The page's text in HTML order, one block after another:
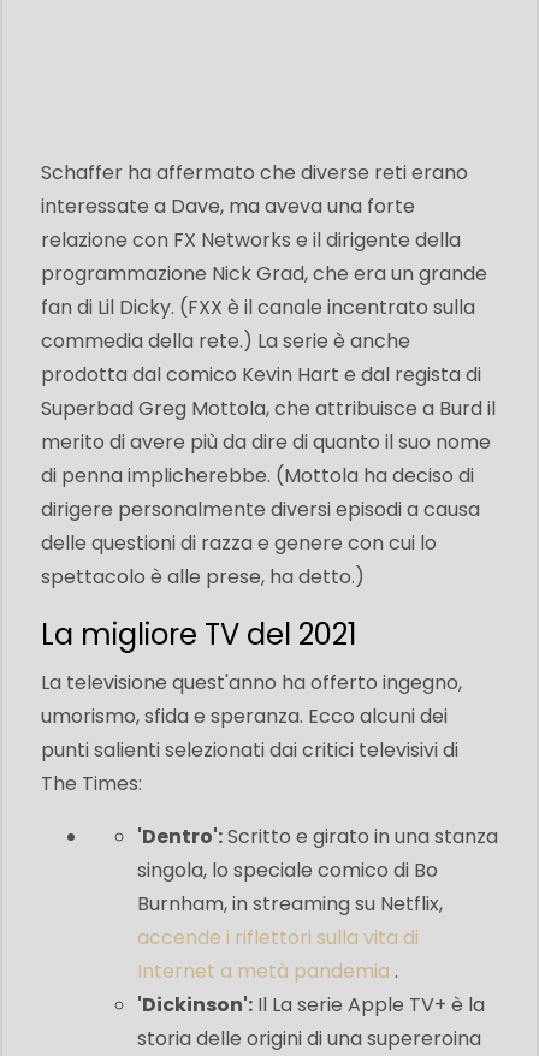
Schaffer ha affermato che diverse reti erano
interessate a Dave, ma aveva una forte
relazione con FX Networks e il dirigente della
programmazione Nick Grad, che era un grande
fan di Lil Dicky. (FXX è il canale incentrato sulla
commedia della rete.) La serie è anche
prodotta dal comico Kevin Hart e dal regista di
Superbad Greg Mottola, che attribuisce a Burd il
merito di avere più da dire di quanto il suo nome
di penna implicherebbe. (Mottola ha deciso di
dirigere personalmente diversi episodi a causa
delle questioni di razza e genere con cui lo
spettacolo è alle prese, ha detto.)
La migliore TV del 2021
La televisione quest'anno ha offerto ingegno,
umorismo, sfida e speranza. Ecco alcuni dei
punti salienti selezionati dai critici televisivi di
The Times:
'Dentro':Scritto e girato in una stanza
singola, lo speciale comico di Bo
Burnham, in streaming su Netflix,
accende i riflettori sulla vita di
Internet a metà pandemia .
'Dickinson': Il La serie Apple TV+ è la
storia delle origini di una supereroina